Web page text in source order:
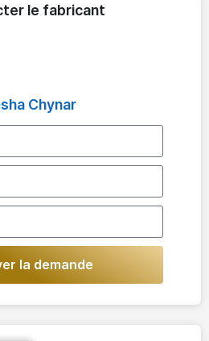
le fabricant
Chynar
la demande